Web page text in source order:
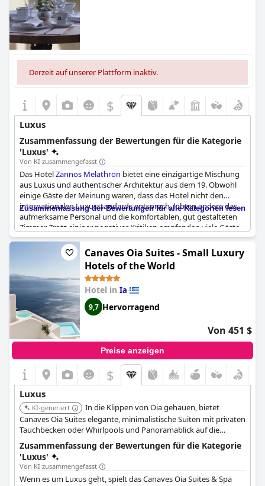
Derzeit auf unserer Plattform inaktiv.
$
Luxus
Zusammenfassung der Bewertungen für die Kategorie
'Luxus'
Von KI zusammengefasst
Das HotelZannos Melathron bietet eine einzigartige Mischung
aus Luxus und authentischer Architektur aus dem 19. Obwohl
einige Gäste der Meinung waren, dass das Hotel nicht den
internationalen Luxusstandards entsprach, lobten andere das
aufmerksame Personal und die komfortablen, gut gestalteten
Zimmer. Trotz einiger negativer Kritiken empfanden viele Gäste
das Hotel als bella, storica, accogliente und skikkelig luksuriøs.
Auch wenn das Hotel nicht für diejenigen geeignet ist, die ein
traditionelles 5-Sterne-Erlebnis erwarten, ist dasZannos
eine gute Wahl für diejenigen, die einen einzigartigen
luxuriösen Urlaub suchen.
Zusammenfassung der Bewertungen für alle Kategorien lesen
Canaves Oia Suites - Small Luxury
Hotels of the World
Hotel in Ia
9,7 Hervorragend
Von 451 $
Preise anzeigen
$
Luxus
KI-generiert
In die Klippen von Oia gehauen, bietet
Canaves Oia Suites elegante, minimalistische Suiten mit privaten
Tauchbecken oder Whirlpools und Panoramablick auf die
Caldera. Dieses Mitglied der Small Luxury Hotels of the World
bietet einen ruhigen und exklusiven Rückzugsort mit
persönlichem Service und gehobenen kulinarischen Erlebnissen.
Zusammenfassung der Bewertungen für die Kategorie
'Luxus'
Von KI zusammengefasst
Wenn es um Luxus geht, spielt das Canaves Oia Suites & Spa